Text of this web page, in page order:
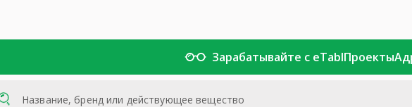
Зарабатывайте с eTablПроекты